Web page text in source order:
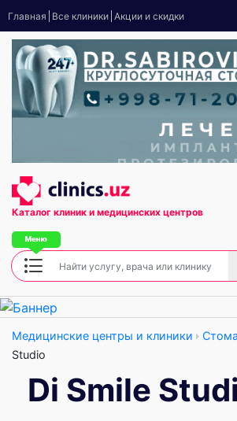
Главная Все клиники Акции и скидки
Каталог клиник и медицинских центров
Медицинские центры и клиники
Studio
Di Smile